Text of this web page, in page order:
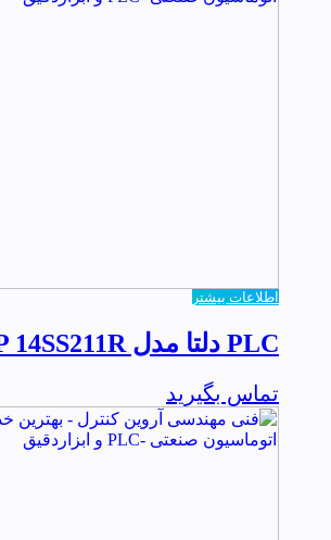
اطلاعات بیشتر
PLC دلتا مدل DVP 14SS211R
تماس بگیرید